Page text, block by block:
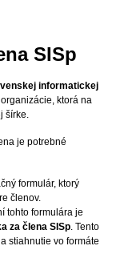
SISp
informatickej
ktorá na
šírke.
je potrebné
formulár, ktorý
členov.
tohto formulára je
za člena SISp. Tento
stiahnutie vo formáte